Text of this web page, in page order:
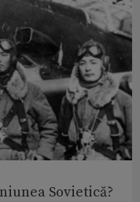
Sovietică?